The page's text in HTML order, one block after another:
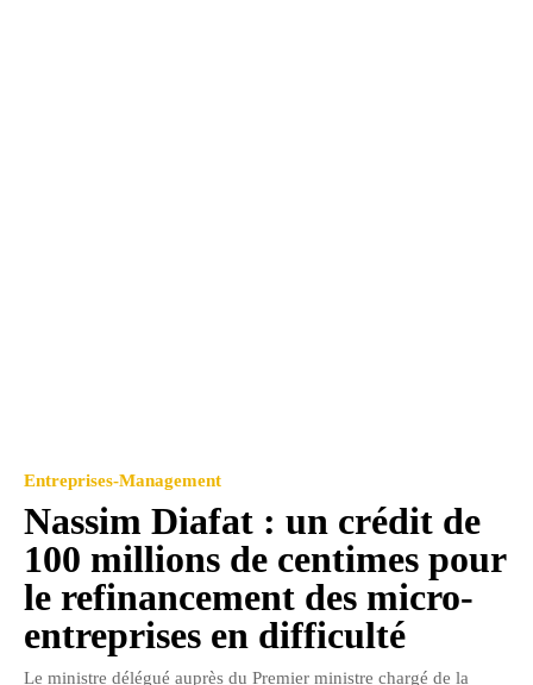
Entreprises-Management
Nassim Diafat : un crédit de
100 millions de centimes pour
le refinancement des micro-
entreprises en difficulté
Le ministre délégué auprès du Premier ministre chargé de la